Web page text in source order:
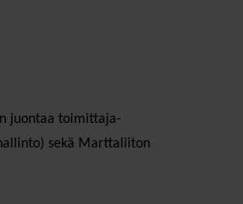
juontaa toimittaja-
sekä Marttaliiton